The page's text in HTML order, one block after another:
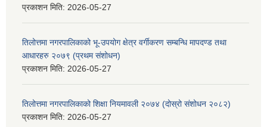
प्रकाशन मिति: 2026-05-27
तिलोत्तमा नगरपालिकाको भू-उपयोग क्षेत्र वर्गीकरण सम्बन्धि मापदण्ड तथा
आधारहरु २०७९ (प्रथम संशोधन)
प्रकाशन मिति: 2026-05-27
तिलोत्तमा नगरपालिकाको शिक्षा नियमावली २०७४ (दोस्रो संशोधन २०८२)
प्रकाशन मिति: 2026-05-27